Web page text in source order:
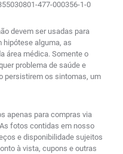
477-000356-1-0
devem ser usadas para
hipótese alguma, as
área médica. Somente o
problema de saúde e
persistirem os sintomas, um
apenas para compras via
fotos contidas em nosso
e disponibilidade sujeitos
à vista, cupons e outras